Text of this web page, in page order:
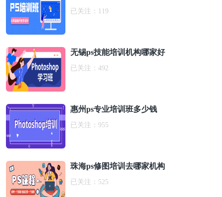
已关注： 119
无锡ps技能培训机构哪家好
已关注： 492
惠州ps专业培训班多少钱
已关注： 955
珠海ps修图培训去哪家机构
已关注： 525